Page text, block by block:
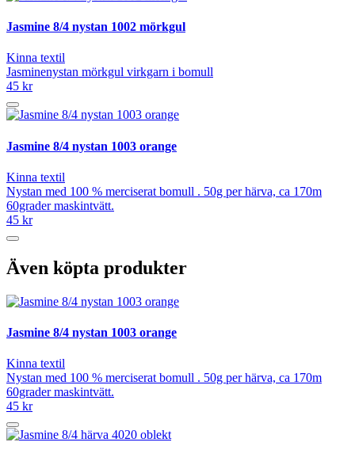
Jasmine 8/4 nystan 1002 mörkgul
Kinna textil
Jasminenystan mörkgul virkgarn i bomull
45 kr
Jasmine 8/4 nystan 1003 orange
Kinna textil
Nystan med 100 % merciserat bomull . 50g per härva, ca 170m
60grader maskintvätt.
45 kr
Även köpta produkter
Jasmine 8/4 nystan 1003 orange
Kinna textil
Nystan med 100 % merciserat bomull . 50g per härva, ca 170m
60grader maskintvätt.
45 kr